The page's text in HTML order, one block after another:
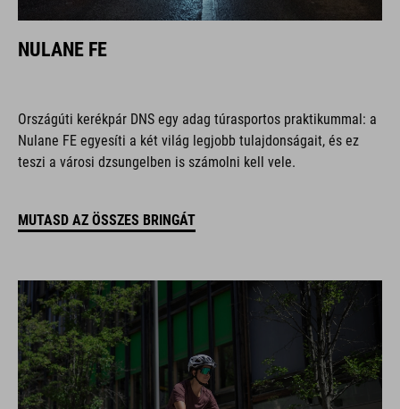
NULANE FE
Országúti kerékpár DNS egy adag túrasportos praktikummal: a
Nulane FE egyesíti a két világ legjobb tulajdonságait, és ez
teszi a városi dzsungelben is számolni kell vele.
MUTASD AZ ÖSSZES BRINGÁT